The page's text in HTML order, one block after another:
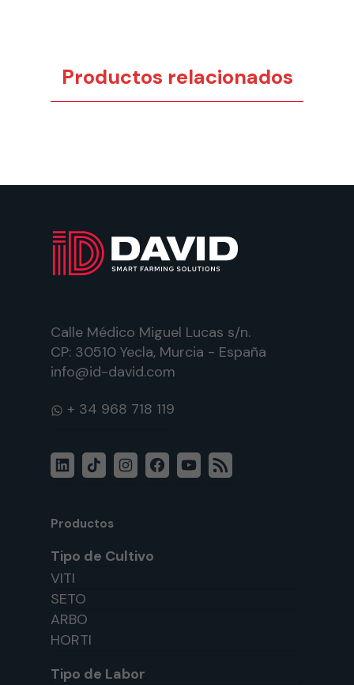
Productos relacionados
Calle Médico Miguel Lucas s/n.
CP: 30510 Yecla, Murcia - España
info@id-david.com
WhatsApp
LinkedInTikTokInstagram
FacebookYouTube
Feed
RSS
Productos
Tipo de Cultivo
VITI
SETO
ARBO
HORTI
Tipo de Labor